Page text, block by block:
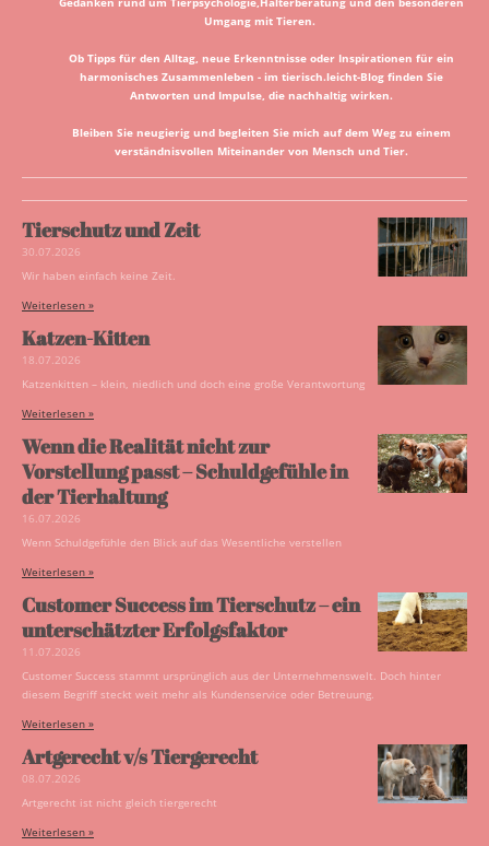
Umgang mit Tieren.
Ob Tipps für den Alltag, neue Erkenntnisse oder Inspirationen für ein
harmonisches Zusammenleben - im tierisch.leicht-Blog finden Sie
Antworten und Impulse, die nachhaltig wirken.
Bleiben Sie neugierig und begleiten Sie mich auf dem Weg zu einem
verständnisvollen Miteinander von Mensch und Tier.
Tierschutz und Zeit
30.07.2026
Wir haben einfach keine Zeit.
Weiterlesen »
Katzen-Kitten
18.07.2026
Katzenkitten – klein, niedlich und doch eine große Verantwortung
Weiterlesen »
Wenn die Realität nicht zur
Vorstellung passt – Schuldgefühle in
der Tierhaltung
16.07.2026
Wenn Schuldgefühle den Blick auf das Wesentliche verstellen
Weiterlesen »
Customer Success im Tierschutz – ein
unterschätzter Erfolgsfaktor
11.07.2026
Customer Success stammt ursprünglich aus der Unternehmenswelt. Doch hinter
diesem Begriff steckt weit mehr als Kundenservice oder Betreuung.
Weiterlesen »
Artgerecht v/s Tiergerecht
08.07.2026
Artgerecht ist nicht gleich tiergerecht
Weiterlesen »